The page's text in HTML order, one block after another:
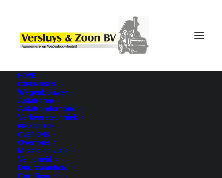
HOME
EXPERTISES
Wegenbouwer
Asfalteren
Asfaltonderhoud
Verkeerstechniek
PROJECTEN
OVER ONS
Over ons
Missie en visie
Veiligheid
Duurzaamheid
Certificering